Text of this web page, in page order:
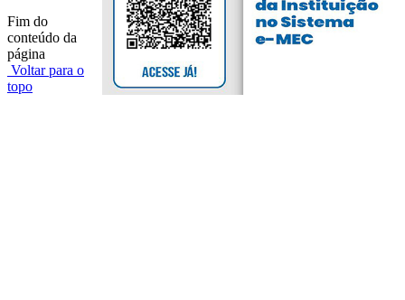
Fim do
conteúdo da
página
Voltar para o
topo